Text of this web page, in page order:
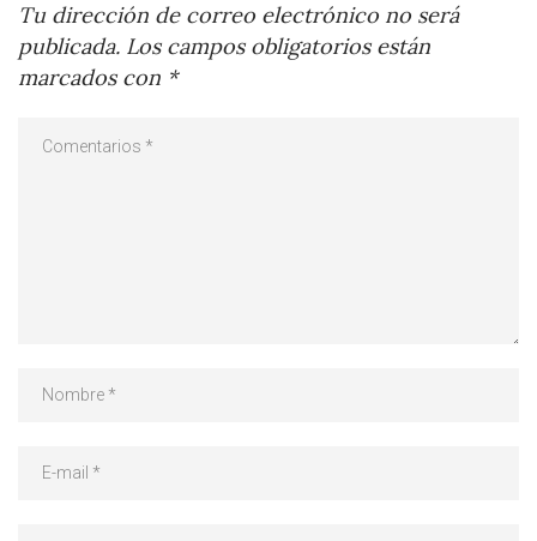
Tu dirección de correo electrónico no será
publicada. Los campos obligatorios están
marcados con *